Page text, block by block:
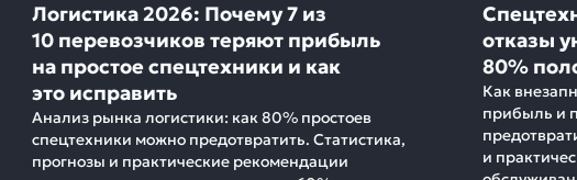
Логистика 2026: Почему 7 из
10 перевозчиков теряют прибыль
на простое спецтехники и как
это исправить
Анализ рынка логистики: как 80% простоев
спецтехники можно предотвратить. Статистика,
прогнозы и практические рекомендации
отказы
80%
Как
прибыль и
и